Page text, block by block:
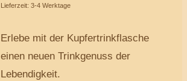
Lieferzeit: 3-4 Werktage
Erlebe mit der Kupfertrinkflasche
einen neuen Trinkgenuss der
Lebendigkeit.